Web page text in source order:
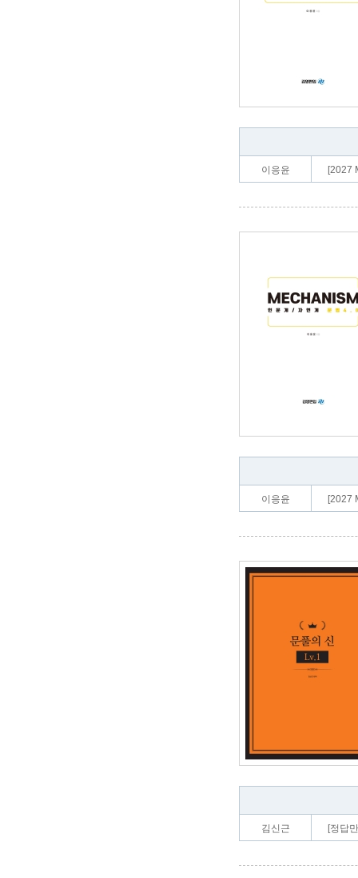
이응윤 [2027
이응윤 [2027
김신근 [정답